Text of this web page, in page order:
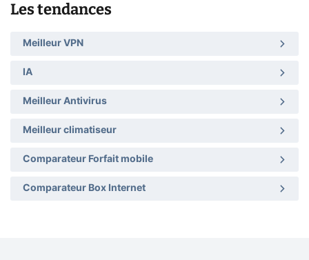
Les tendances
Meilleur VPN
IA
Meilleur Antivirus
Meilleur climatiseur
Comparateur Forfait mobile
Comparateur Box Internet